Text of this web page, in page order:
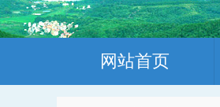
网站首页